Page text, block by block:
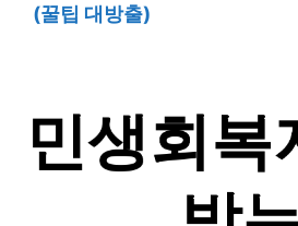
(꿀팁 대방출)